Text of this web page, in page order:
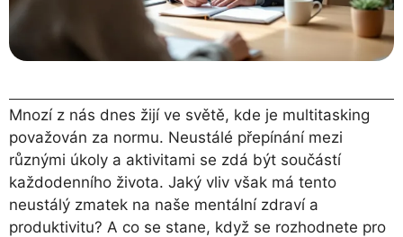
Mnozí z nás dnes žijí ve světě, kde je multitasking
považován za normu. Neustálé přepínání mezi
různými úkoly a aktivitami se zdá být součástí
každodenního života. Jaký vliv však má tento
neustálý zmatek na naše mentální zdraví a
produktivitu? A co se stane, když se rozhodnete pro